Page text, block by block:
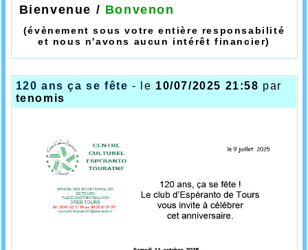
Bienvenue / Bonvenon
(évènement sous votre entière responsabilité
et nous n'avons aucun intérêt financier)
120 ans ça se fête - le 10/07/2025 21:58 par
tenomis